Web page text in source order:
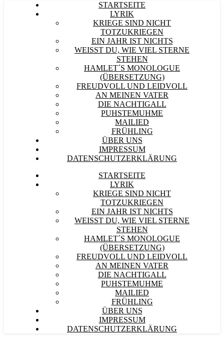
STARTSEITE
LYRIK
KRIEGE SIND NICHT
TOTZUKRIEGEN
EIN JAHR IST NICHTS
WEISST DU, WIE VIEL STERNE S
TEHEN
HAMLET´S MONOLOGUE
(ÜBERSETZUNG)
FREUDVOLL UND LEIDVOLL
AN MEINEN VATER
DIE NACHTIGALL
PUHSTEMUHME
MAILIED
FRÜHLING
ÜBER UNS
IMPRESSUM
DATENSCHUTZERKLÄRUNG
STARTSEITE
LYRIK
KRIEGE SIND NICHT
TOTZUKRIEGEN
EIN JAHR IST NICHTS
WEISST DU, WIE VIEL STERNE S
TEHEN
HAMLET´S MONOLOGUE
(ÜBERSETZUNG)
FREUDVOLL UND LEIDVOLL
AN MEINEN VATER
DIE NACHTIGALL
PUHSTEMUHME
MAILIED
FRÜHLING
ÜBER UNS
IMPRESSUM
DATENSCHUTZERKLÄRUNG